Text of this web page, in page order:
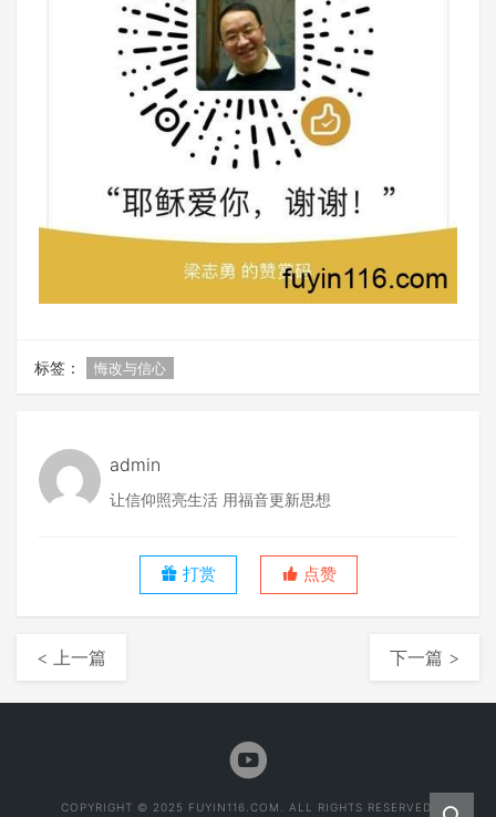
标签： 悔改与信心
admin
让信仰照亮生活 用福音更新思想
打赏 点赞
< 上一篇 下一篇 >
COPYRIGHT © 2025 FUYIN116.COM. ALL RIGHTS RESERVED.